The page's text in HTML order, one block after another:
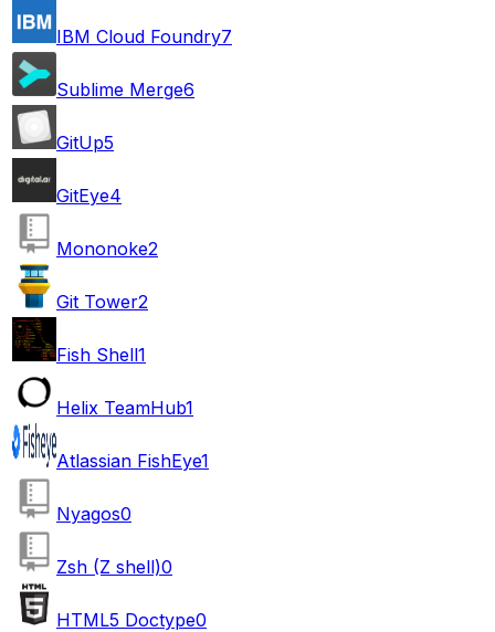
IBM Cloud Foundry7
Sublime Merge6
GitUp5
GitEye4
Mononoke2
Git Tower2
Fish Shell1
Helix TeamHub1
Atlassian FishEye1
Nyagos0
Zsh (Z shell)0
HTML5 Doctype0